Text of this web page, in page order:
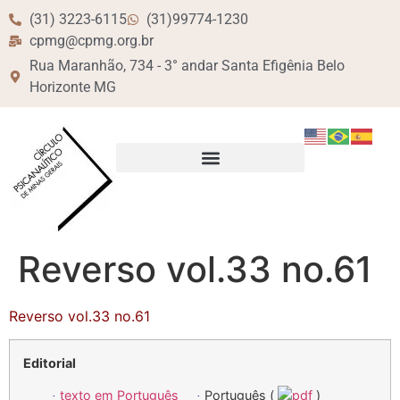
(31) 3223-6115
(31)99774-1230
cpmg@cpmg.org.br
Rua Maranhão, 734 - 3° andar Santa Efigênia Belo
Horizonte MG
Reverso vol.33 no.61
Reverso vol.33 no.61
Editorial
· texto em Português · Português ( pdf )